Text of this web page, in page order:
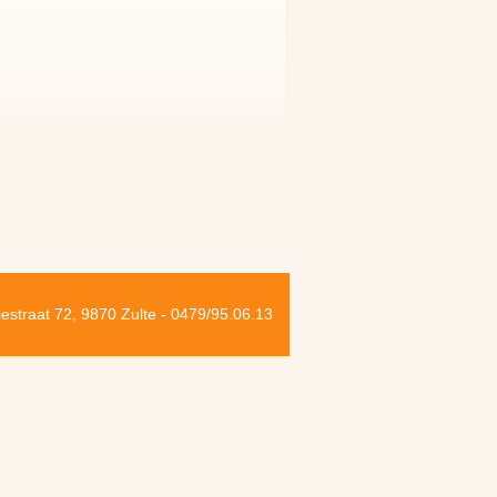
72, 9870 Zulte - 0479/95.06.13